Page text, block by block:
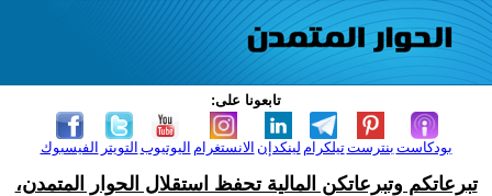
تابعونا على:
الفيسبوك التويتر اليوتيوب الانستغرام لينكدإن تيلكرامبنترست بودكاست
تبرعاتكم وتبرعاتكن المالية تحفظ استقلال الحوار المتمدن،